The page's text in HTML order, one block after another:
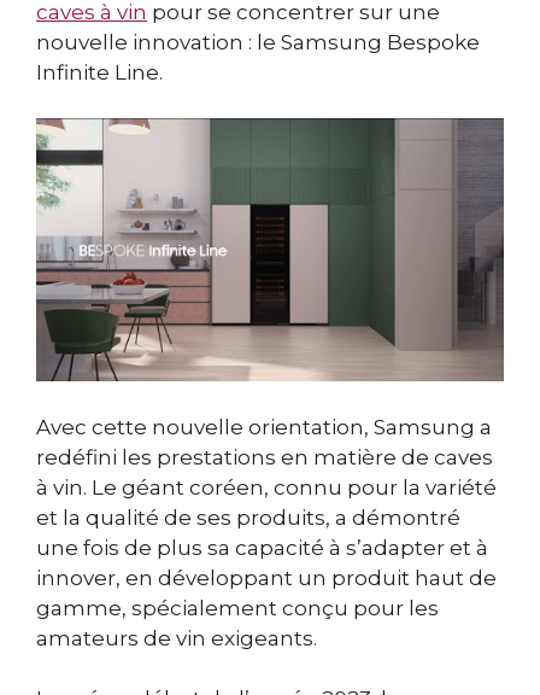
caves à vin pour se concentrer sur une
nouvelle innovation : le Samsung Bespoke
Infinite Line.
Avec cette nouvelle orientation, Samsung a
redéfini les prestations en matière de caves
à vin. Le géant coréen, connu pour la variété
et la qualité de ses produits, a démontré
une fois de plus sa capacité à s’adapter et à
innover, en développant un produit haut de
gamme, spécialement conçu pour les
amateurs de vin exigeants.